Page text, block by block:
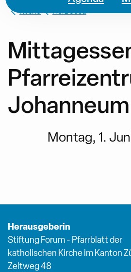
Kirche Herz Jesu
Johanneum
Montag, 1.
Herausgeberin
Stiftung Forum - Pfarrblatt der
katholischen Kirche im Kanton
Zeltweg 48